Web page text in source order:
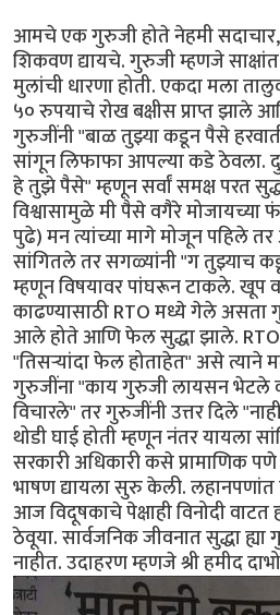
आमचे एक गुरुजी होते नेहमी सदाचार,
शिकवण द्यायचे. गुरुजी म्हणजे
मुलांची धारणा होती. एकदा मला
५० रुपयाचे रोख बक्षीस प्राप्त झाले
गुरुजींनी "बाळ तुझ्या कडून पैसे
सांगून लिफाफा आपल्या कडे ठेवला.
हे तुझे पैसे" म्हणून सर्वां समक्ष परत
विश्वासामुळे मी पैसे वगैरे मोजायच्या
पुढे) मन त्यांच्या मागे मोजून पहिले
सांगितले तर सगळ्यांनी "ग तुझ्याच
म्हणून विषयावर पांघरून टाकले. खूप
काढण्यासाठी RTO मध्ये गेले असता
आले होते आणि फेल सुद्धा झाले. RTO
"तिसऱ्यांदा फेल होताहेत" असे त्याने
गुरुजींना "काय गुरुजी लायसन भेटले
विचारले" तर गुरुजींनी उत्तर दिले
थोडी घाई होती म्हणून नंतर यायला
सरकारी अधिकारी कसे प्रामाणिक
भाषण द्यायला सुरु केली. लहानपणांत
आज विदूषकाचे पेक्षाही विनोदी वाटत
ठेवूया. सार्वजनिक जीवनात सुद्धा
नाहीत. उदाहरण म्हणजे श्री हमीद